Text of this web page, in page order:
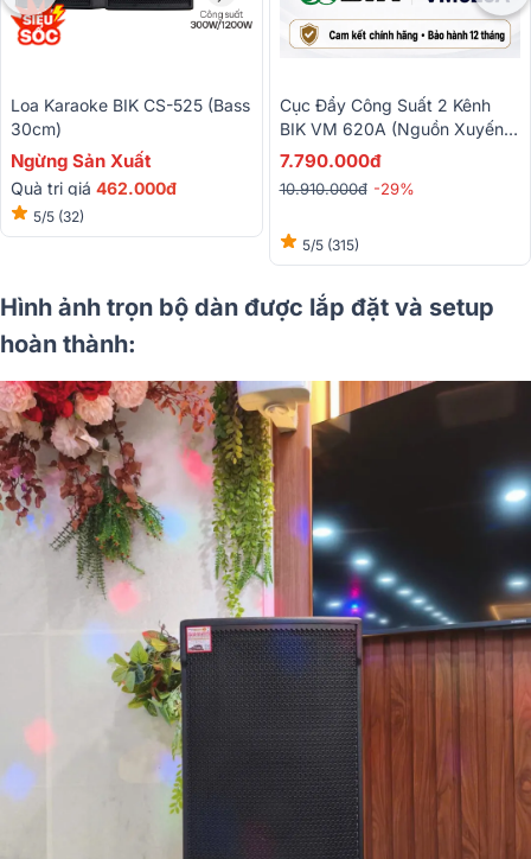
Loa Karaoke BIK CS-525 (bass
30cm)
Ngừng Sản Xuất
Quà trị giá 462.000đ
5/5 (32)
Cục Đẩy Công Suất 2 Kênh
BIK VM 620A (Nguồn Xuyến,
Class H, 600W)
7.790.000đ
10.910.000đ -29%
5/5 (315)
Hình ảnh trọn bộ dàn được lắp đặt và setup
hoàn thành: